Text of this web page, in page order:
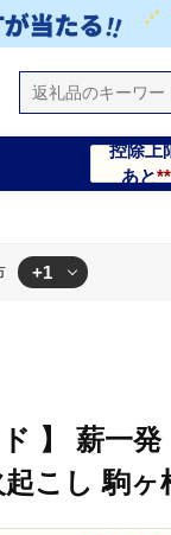
控除上
あと
+1
ド 】 薪一
こし 駒ヶ